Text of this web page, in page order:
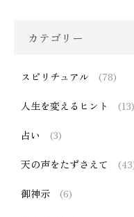
カテゴリー
スピリチュアル (78)
人生を変えるヒント (13)
占い (3)
天の声をたずさえて
御神示 (6)